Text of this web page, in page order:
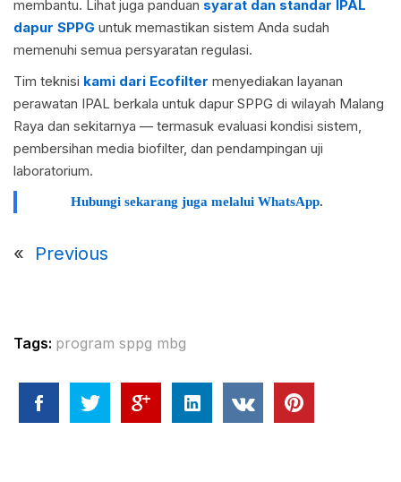
membantu. Lihat juga panduan syarat dan standar IPAL
dapur SPPG untuk memastikan sistem Anda sudah
memenuhi semua persyaratan regulasi.
Tim teknisi kami dari Ecofilter menyediakan layanan
perawatan IPAL berkala untuk dapur SPPG di wilayah Malang
Raya dan sekitarnya — termasuk evaluasi kondisi sistem,
pembersihan media biofilter, dan pendampingan uji
laboratorium.
Hubungi sekarang juga melalui WhatsApp.
« Previous
Tags: program sppg mbg